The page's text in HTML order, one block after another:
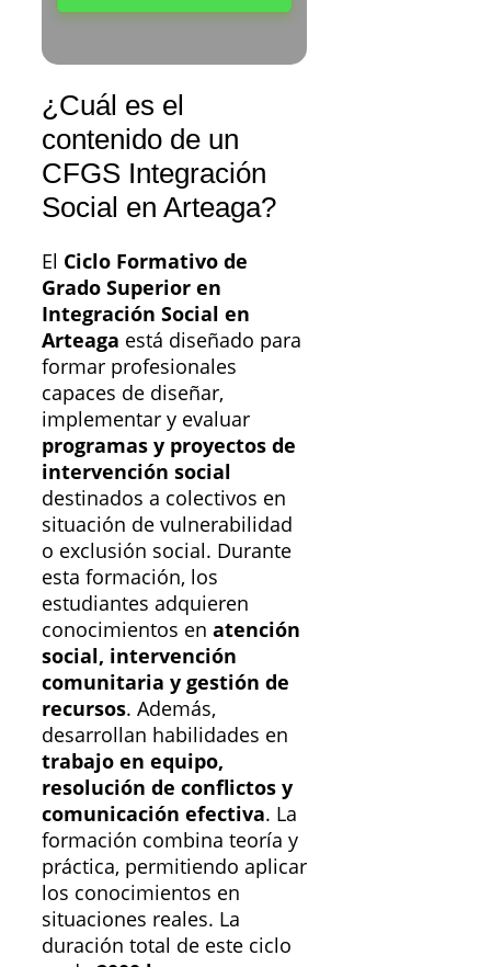
¿Cuál es el
contenido de un
CFGS Integración
Social en Arteaga?
El Ciclo Formativo de
Grado Superior en
Integración Social en
Arteaga está diseñado para
formar profesionales
capaces de diseñar,
implementar y evaluar
programas y proyectos de
intervención social
destinados a colectivos en
situación de vulnerabilidad
o exclusión social. Durante
esta formación, los
estudiantes adquieren
conocimientos en atención
social, intervención
comunitaria y gestión de
recursos. Además,
desarrollan habilidades en
trabajo en equipo,
resolución de conflictos y
comunicación efectiva. La
formación combina teoría y
práctica, permitiendo aplicar
los conocimientos en
situaciones reales. La
duración total de este ciclo